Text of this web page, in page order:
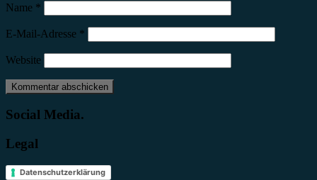
Name *
E-Mail-Adresse *
Website
Social Media.
Legal
Datenschutzerklärung